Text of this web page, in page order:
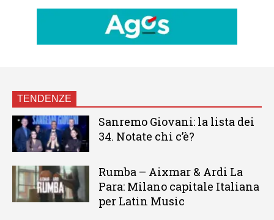
TENDENZE
Sanremo Giovani: la lista dei
34. Notate chi c’è?
Rumba – Aixmar & Ardi La
Para: Milano capitale Italiana
per Latin Music